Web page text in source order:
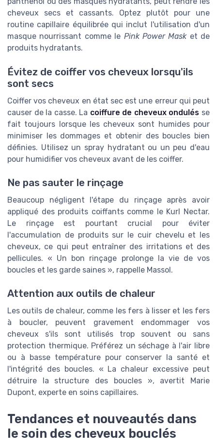
cheveux secs et cassants. Optez plutôt pour une
routine capillaire équilibrée qui inclut l'utilisation d'un
masque nourrissant comme le Pink Power Masket de
produits hydratants.
Évitez de coiffer vos cheveux lorsqu'ils
sont secs
Coiffer vos cheveux en état sec est une erreur qui peut
causer de la casse. La coiffure de cheveux ondulés se
fait toujours lorsque les cheveux sont humides pour
minimiser les dommages et obtenir des boucles bien
définies. Utilisez un spray hydratant ou un peu d'eau
pour humidifier vos cheveux avant de les coiffer.
Ne pas sauter le rinçage
Beaucoup négligent l'étape du rinçage après avoir
appliqué des produits coiffants comme le Kurl Nectar.
Le rinçage est pourtant crucial pour éviter
l'accumulation de produits sur le cuir chevelu et les
cheveux, ce qui peut entraîner des irritations et des
pellicules. « Un bon rinçage prolonge la vie de vos
boucles et les garde saines », rappelle Massol.
Attention aux outils de chaleur
Les outils de chaleur, comme les fers à lisser et les fers
à boucler, peuvent gravement endommager vos
cheveux s'ils sont utilisés trop souvent ou sans
protection thermique. Préférez un séchage à l'air libre
ou à basse température pour conserver la santé et
l'intégrité des boucles. « La chaleur excessive peut
détruire la structure des boucles », avertit Marie
Dupont, experte en soins capillaires.
Tendances et nouveautés dans
le soin des cheveux bouclés